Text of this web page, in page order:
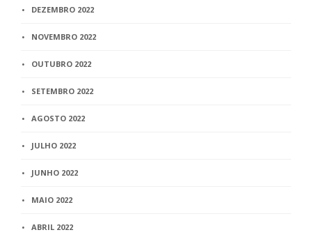
DEZEMBRO 2022
NOVEMBRO 2022
OUTUBRO 2022
SETEMBRO 2022
AGOSTO 2022
JULHO 2022
JUNHO 2022
MAIO 2022
ABRIL 2022